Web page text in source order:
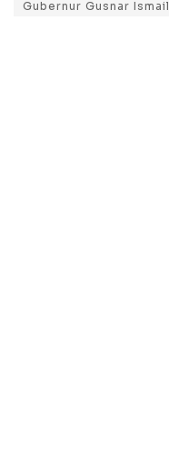
Gubernur Gusnar Ismail